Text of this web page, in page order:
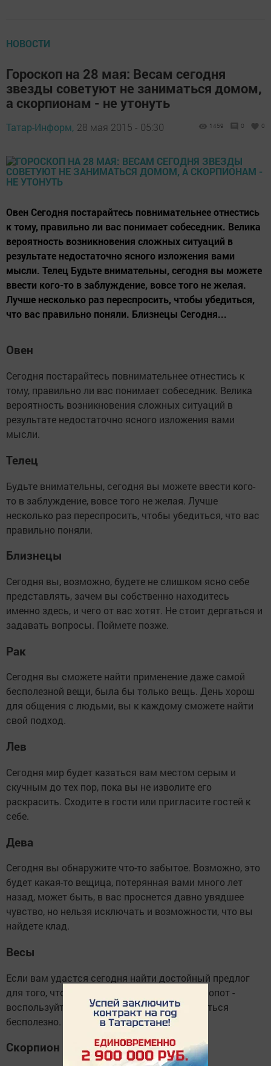
НОВОСТИ
Гороскоп на 28 мая: Весам сегодня
звезды советуют не заниматься домом,
а скорпионам - не утонуть
Татар-Информ, 28 мая 2015 - 05:30 1459 0 0
Овен Сегодня постарайтесь повнимательнее отнестись
к тому, правильно ли вас понимает собеседник. Велика
вероятность возникновения сложных ситуаций в
результате недостаточно ясного изложения вами
мысли. Телец Будьте внимательны, сегодня вы можете
ввести кого-то в заблуждение, вовсе того не желая.
Лучше несколько раз переспросить, чтобы убедиться,
что вас правильно поняли. Близнецы Сегодня...
Овен
Сегодня постарайтесь повнимательнее отнестись к
тому, правильно ли вас понимает собеседник. Велика
вероятность возникновения сложных ситуаций в
результате недостаточно ясного изложения вами
мысли.
Телец
Будьте внимательны, сегодня вы можете ввести кого-
то в заблуждение, вовсе того не желая. Лучше
несколько раз переспросить, чтобы убедиться, что вас
правильно поняли.
Близнецы
Сегодня вы, возможно, будете не слишком ясно себе
представлять, зачем вы собственно находитесь
именно здесь, и чего от вас хотят. Не стоит дергаться и
задавать вопросы. Поймете позже.
Рак
Сегодня вы сможете найти применение даже самой
бесполезной вещи, была бы только вещь. День хорош
для общения с людьми, вы к каждому сможете найти
свой подход.
Лев
Сегодня мир будет казаться вам местом серым и
скучным до тех пор, пока вы не изволите его
раскрасить. Сходите в гости или пригласите гостей к
себе.
Дева
Сегодня вы обнаружите что-то забытое. Возможно, это
будет какая-то вещица, потерянная вами много лет
назад, может быть, в вас проснется давно увядшее
чувство, но нельзя исключать и возможности, что вы
найдете клад.
Весы
Если вам удастся сегодня найти достойный предлог
для того, чтобы отказаться от домашних хлопот -
воспользуйтесь им. Сегодня домом заниматься
бесполезно.
Скорпион